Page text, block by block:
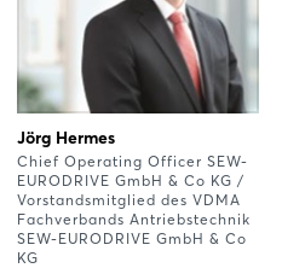
Jörg Hermes
Chief Operating Officer SEW-
EURODRIVE GmbH & Co KG /
Vorstandsmitglied des VDMA
Fachverbands Antriebstechnik
SEW-EURODRIVE GmbH & Co
KG